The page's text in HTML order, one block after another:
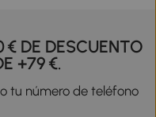
€ DE DESCUENTO
+79 €.
tu número de teléfono